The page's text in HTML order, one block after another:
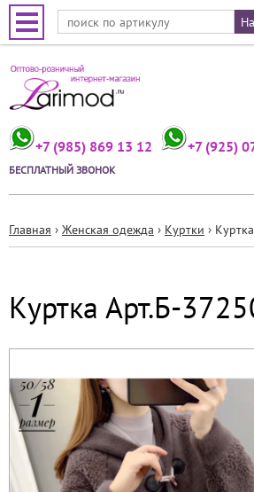
Jump to navigation
+7 (985) 869 13 12 +7 (925)
БЕСПЛАТНЫЙ ЗВОНОК
здесь
Главная › Женская одежда › Куртки ›
Куртка Арт.Б-